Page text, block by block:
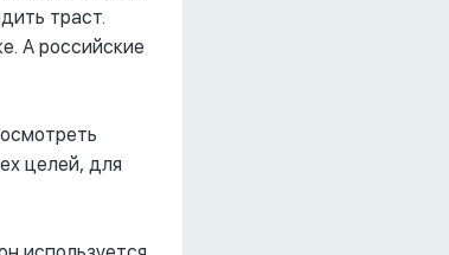
траст.
А российские
целей, для